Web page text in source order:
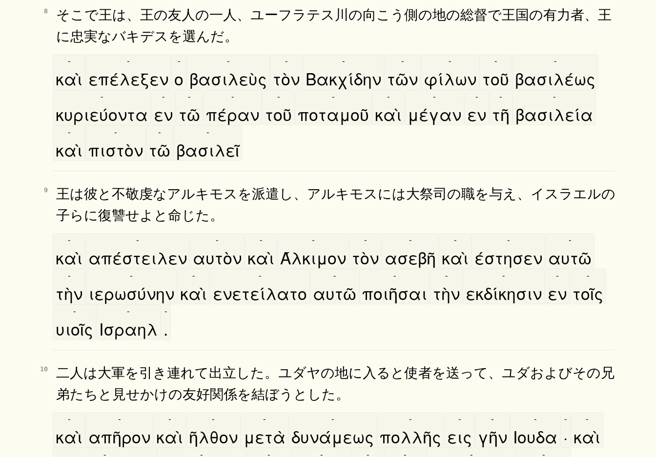
8
そこで王は、王の友人の一人、ユーフラテス川の向こう側の地の総督で王国の有力者、王
に忠実なバキデスを選んだ。
καὶ
-
επέλεξεν
-
ο
-
βασιλεὺς
-
τὸν
-
Βακχίδην
-
τῶν
-
φίλων
-
τοῦ
-
βασιλέως
-
κυριεύοντα
-
εν
-
τῶ
-
πέραν
-
τοῦ
-
ποταμοῦ
-
καὶ
-
μέγαν
-
εν
-
τῆ
-
βασιλεία
-
καὶ
-
πιστὸν
-
τῶ
-
βασιλεῖ
-
9
王は彼と不敬虔なアルキモスを派遣し、アルキモスには大祭司の職を与え、イスラエルの
子らに復讐せよと命じた。
καὶ
-
απέστειλεν
-
αυτὸν
-
καὶ
-
Άλκιμον
-
τὸν
-
ασεβῆ
-
καὶ
-
έστησεν
-
αυτῶ
-
τὴν
-
ιερωσύνην
-
καὶ
-
ενετείλατο
-
αυτῶ
-
ποιῆσαι
-
τὴν
-
εκδίκησιν
-
εν
-
τοῖς
-
υιοῖς
-
Ισραηλ
-
.
-
10
二人は大軍を引き連れて出立した。ユダヤの地に入ると使者を送って、ユダおよびその兄
弟たちと見せかけの友好関係を結ぼうとした。
καὶ
-
απῆρον
-
καὶ
-
ῆλθον
-
μετὰ
-
δυνάμεως
-
πολλῆς
-
εις
-
γῆν
-
Ιουδα
-
·
-
καὶ
-
- - - - - - - -